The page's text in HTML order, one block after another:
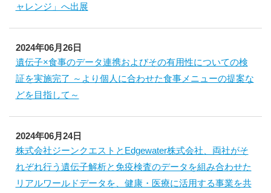
ャレンジ」へ出展
2024年06月26日
遺伝子×食事のデータ連携およびその有用性についての検
証を実施完了 ～より個人に合わせた食事メニューの提案な
どを目指して～
2024年06月24日
株式会社ジーンクエストとEdgewater株式会社、両社がそ
れぞれ行う遺伝子解析と免疫検査のデータを組み合わせた
リアルワールドデータを、健康・医療に活用する事業を共